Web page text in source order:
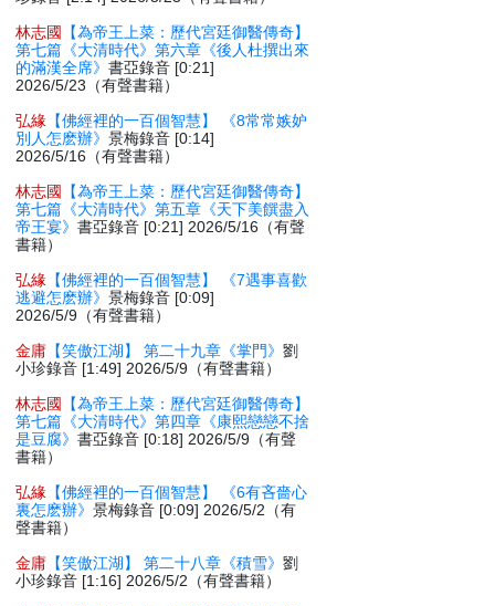
林志國
【為帝王上菜：歷代宮廷御醫傳奇】
第七篇《大清時代》第六章《後人杜撰出來
的滿漢全席》書亞錄音 [0:21]
2026/5/23（有聲書籍）
弘緣 【佛經裡的一百個智慧】 《8常常嫉妒
別人怎麽辦》景梅錄音 [0:14]
2026/5/16（有聲書籍）
林志國
【為帝王上菜：歷代宮廷御醫傳奇】
第七篇《大清時代》第五章《天下美饌盡入
帝王宴》書亞錄音 [0:21] 2026/5/16（有聲
書籍）
弘緣 【佛經裡的一百個智慧】 《7遇事喜歡
逃避怎麽辦》景梅錄音 [0:09]
2026/5/9（有聲書籍）
金庸 【笑傲江湖】 第二十九章《掌門》劉
小珍錄音 [1:49] 2026/5/9（有聲書籍）
林志國
【為帝王上菜：歷代宮廷御醫傳奇】
第七篇《大清時代》第四章《康熙戀戀不捨
是豆腐》書亞錄音 [0:18] 2026/5/9（有聲
書籍）
弘緣 【佛經裡的一百個智慧】 《6有吝嗇心
裏怎麽辦》景梅錄音 [0:09] 2026/5/2（有
聲書籍）
金庸 【笑傲江湖】 第二十八章《積雪》劉
小珍錄音 [1:16] 2026/5/2（有聲書籍）